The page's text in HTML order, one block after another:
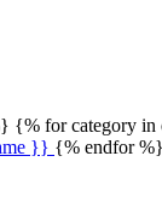
{% for category in
}} {% endfor